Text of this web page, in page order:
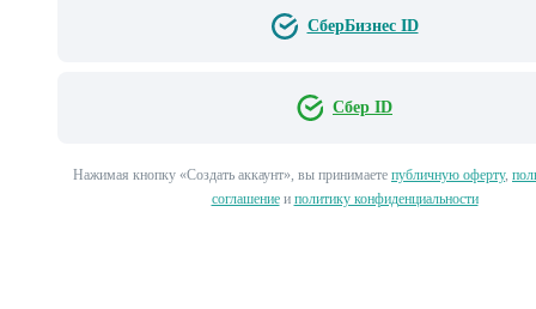
СберБизнес ID
Сбер ID
Нажимая кнопку «Создать аккаунт», вы принимаете публичную оферту,
соглашениеи политику конфиденциальности